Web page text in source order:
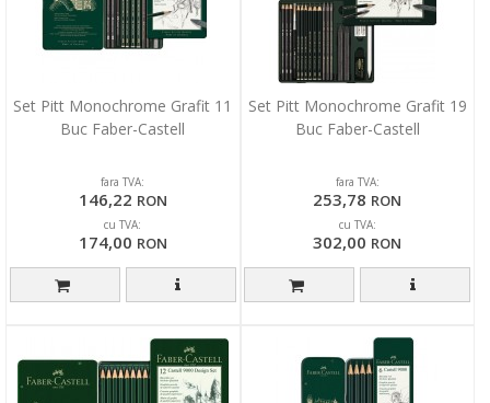
Set Pitt Monochrome Grafit 11
Buc Faber-Castell
fara TVA:
146,22 RON
cu TVA:
174,00 RON
Set Pitt Monochrome Grafit 19
Buc Faber-Castell
fara TVA:
253,78 RON
cu TVA:
302,00 RON